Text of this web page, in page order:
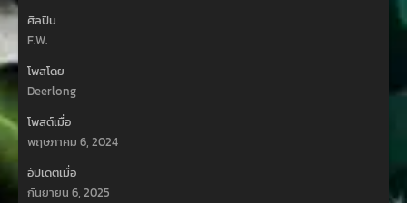
ศิลปิน
F.W.
โพสโดย
Deerlong
โพสต์เมื่อ
พฤษภาคม 6, 2024
อัปเดตเมื่อ
กันยายน 6, 2025